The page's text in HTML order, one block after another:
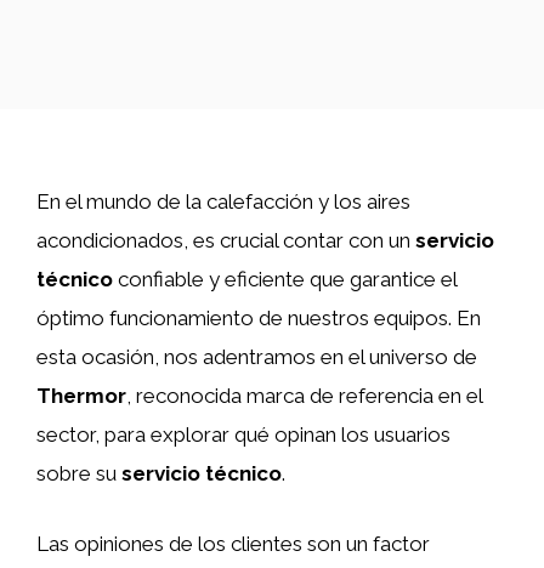
En el mundo de la calefacción y los aires
acondicionados, es crucial contar con un servicio
técnico confiable y eficiente que garantice el
óptimo funcionamiento de nuestros equipos. En
esta ocasión, nos adentramos en el universo de
Thermor, reconocida marca de referencia en el
sector, para explorar qué opinan los usuarios
sobre su servicio técnico.
Las opiniones de los clientes son un factor